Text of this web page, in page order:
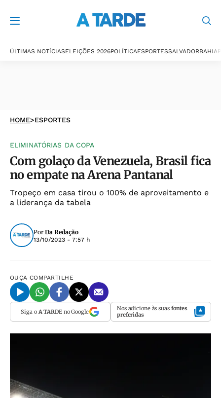
ÚLTIMAS NOTÍCIASELEIÇÕES 2026POLÍTICAESPORTESSALVADORBAHIA
HOME>ESPORTES
ELIMINATÓRIAS DA COPA
Com golaço da Venezuela, Brasil fica
no empate na Arena Pantanal
Tropeço em casa tirou o 100% de aproveitamento e
a liderança da tabela
Por Da Redação
13/10/2023 - 7:57 h
OUÇA COMPARTILHE
Siga o A TARDEno Google Nos adicione às suas fontes
preferidas